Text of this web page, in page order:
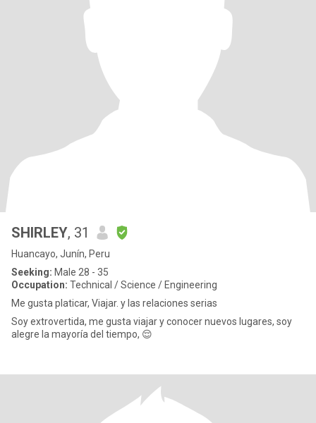
SHIRLEY, 31
Huancayo, Junín, Peru
Seeking: Male 28 - 35
Occupation: Technical / Science / Engineering
Me gusta platicar, Viajar. y las relaciones serias
Soy extrovertida, me gusta viajar y conocer nuevos lugares, soy
alegre la mayoría del tiempo, 😌